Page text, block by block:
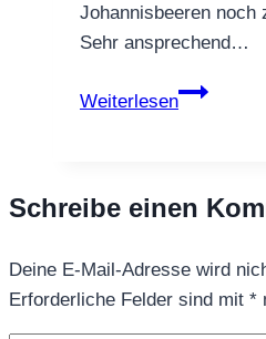
Johannisbeeren noch
Sehr ansprechend…
Weiterlesen
Kräutertee
Schreibe einen
Deine E-Mail-Adresse wird
Erforderliche Felder sind mit *